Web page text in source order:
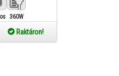
360W
Raktáron!